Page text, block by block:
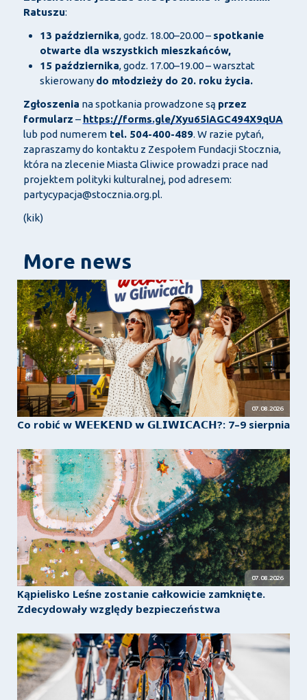
Ratuszu:
13 października, godz. 18.00–20.00 – spotkanie
otwarte dla wszystkich mieszkańców,
15 października, godz. 17.00–19.00 – warsztat
skierowany do młodzieży do 20. roku życia.
Zgłoszenia na spotkania prowadzone są przez
formularz – https://forms.gle/Xyu65iAGC494X9qUA
lub pod numeremtel. 504-400-489. W razie pytań,
zapraszamy do kontaktu z Zespołem Fundacji Stocznia,
która na zlecenie Miasta Gliwice prowadzi prace nad
projektem polityki kulturalnej, pod adresem:
partycypacja@stocznia.org.pl.
(kik)
More news
07.08.2026
Co robić w 𝗪𝗘𝗘𝗞𝗘𝗡𝗗 𝘄 𝗚𝗟𝗜𝗪𝗜𝗖𝗔𝗖𝗛?: 7–9 sierpnia
07.08.2026
Kąpielisko Leśne zostanie całkowicie zamknięte.
Zdecydowały względy bezpieczeństwa